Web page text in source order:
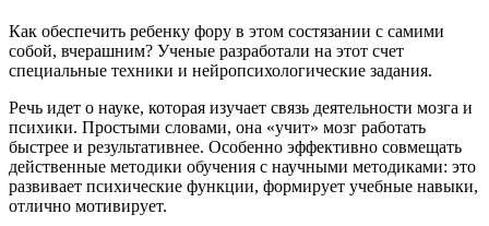
Как обеспечить ребенку фору в этом состязании с самими
собой, вчерашним? Ученые разработали на этот счет
специальные техники и нейропсихологические задания.
Речь идет о науке, которая изучает связь деятельности мозга и
психики. Простыми словами, она «учит» мозг работать
быстрее и результативнее. Особенно эффективно совмещать
действенные методики обучения с научными методиками: это
развивает психические функции, формирует учебные навыки,
отлично мотивирует.